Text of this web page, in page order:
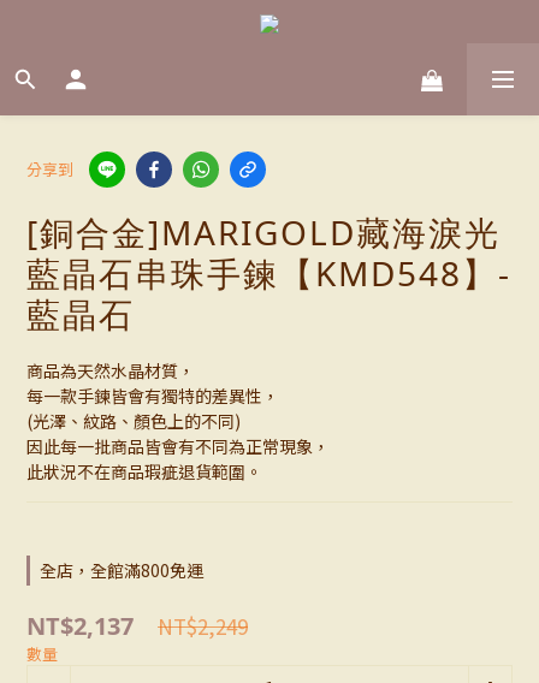
分享到
[銅合金]MARIGOLD藏海淚光
藍晶石串珠手鍊【KMD548】-
藍晶石
商品為天然水晶材質，
每一款手鍊皆會有獨特的差異性，
(光澤、紋路、顏色上的不同)
因此每一批商品皆會有不同為正常現象，
此狀況不在商品瑕疵退貨範圍。
全店，全館滿800免運
NT$2,137 NT$2,249
數量